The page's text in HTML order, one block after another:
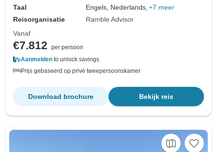
Taal
Engels, Nederlands, +7 meer
Reisorganisatie
Ramble Advisor
Vanaf
€7.812
per persoon
Aanmelden to unlock savings
Prijs gebaseerd op privé tweepersoonskamer
Bekijk reis
Download brochure